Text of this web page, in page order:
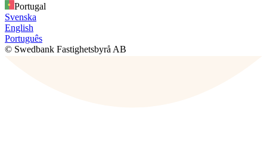
Portugal
Svenska
English
Português
© Swedbank Fastighetsbyrå AB